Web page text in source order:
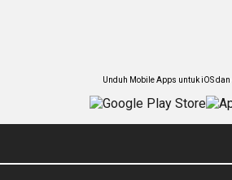
Unduh Mobile Apps untuk iOS